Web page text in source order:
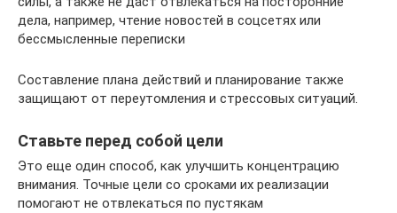
дела, например, чтение новостей в соцсетях или
бессмысленные переписки
Составление плана действий и планирование также
защищают от переутомления и стрессовых ситуаций.
Ставьте перед собой цели
Это еще один способ, как улучшить концентрацию
внимания. Точные цели со сроками их реализации
помогают не отвлекаться по пустякам